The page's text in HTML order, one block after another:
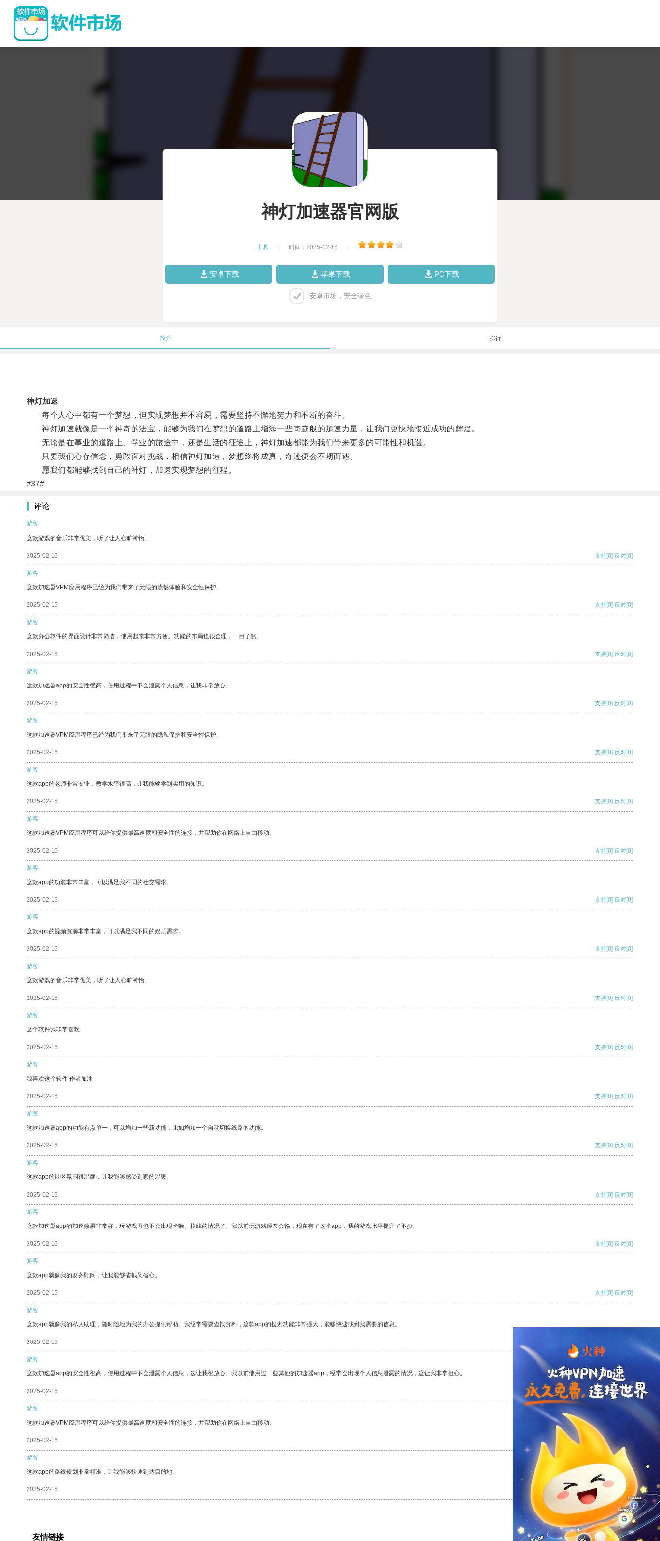
神灯加速器官网版
工具 时间：2025-02-16
安卓下载 苹果下载 PC下载
安卓市场，安全绿色
简介 排行
神灯加速
每个人心中都有一个梦想，但实现梦想并不容易，需要坚持不懈地努力和不断的奋斗。
神灯加速就像是一个神奇的法宝，能够为我们在梦想的道路上增添一些奇迹般的加速力量，让我们更快地接近成功的辉煌。
无论是在事业的道路上、学业的旅途中，还是生活的征途上，神灯加速都能为我们带来更多的可能性和机遇。
只要我们心存信念，勇敢面对挑战，相信神灯加速，梦想终将成真，奇迹便会不期而遇。
愿我们都能够找到自己的神灯，加速实现梦想的征程。
#37#
评论
游客
这款游戏的音乐非常优美，听了让人心旷神怡。
2025-02-16 支持[0] 反对[0]
游客
这款加速器VPM应用程序已经为我们带来了无限的流畅体验和安全性保护。
2025-02-16 支持[0] 反对[0]
游客
这款办公软件的界面设计非常简洁，使用起来非常方便。功能的布局也很合理，一目了然。
2025-02-16 支持[0] 反对[0]
游客
这款加速器app的安全性很高，使用过程中不会泄露个人信息，让我非常放心。
2025-02-16 支持[0] 反对[0]
游客
这款加速器VPM应用程序已经为我们带来了无限的隐私保护和安全性保护。
2025-02-16 支持[0] 反对[0]
游客
这款app的老师非常专业，教学水平很高，让我能够学到实用的知识。
2025-02-16 支持[0] 反对[0]
游客
这款加速器VPM应用程序可以给你提供最高速度和安全性的连接，并帮助你在网络上自由移动。
2025-02-16 支持[0] 反对[0]
游客
这款app的功能非常丰富，可以满足我不同的社交需求。
2025-02-16 支持[0] 反对[0]
游客
这款app的视频资源非常丰富，可以满足我不同的娱乐需求。
2025-02-16 支持[0] 反对[0]
游客
这款游戏的音乐非常优美，听了让人心旷神怡。
2025-02-16 支持[0] 反对[0]
游客
这个软件我非常喜欢
2025-02-16 支持[0] 反对[0]
游客
我喜欢这个软件 作者加油
2025-02-16 支持[0] 反对[0]
游客
这款加速器app的功能有点单一，可以增加一些新功能，比如增加一个自动切换线路的功能。
2025-02-16 支持[0] 反对[0]
游客
这款app的社区氛围很温馨，让我能够感受到家的温暖。
2025-02-16 支持[0] 反对[0]
游客
这款加速器app的加速效果非常好，玩游戏再也不会出现卡顿、掉线的情况了。我以前玩游戏经常会输，现在有了这个app，我的游戏水平提升了不少。
2025-02-16 支持[0] 反对[0]
游客
这款app就像我的财务顾问，让我能够省钱又省心。
2025-02-16 支持[0] 反对[0]
游客
这款app就像我的私人助理，随时随地为我的办公提供帮助。我经常需要查找资料，这款app的搜索功能非常强大，能够快速找到我需要的信息。
2025-02-16
游客
这款加速器app的安全性很高，使用过程中不会泄露个人信息，这让我很放心。我以前使用过一些其他的加速器app，经常会出现个人信息泄露的情况，这让我非常担心。
2025-02-16 支持 [0] 反对[0]
游客
这款加速器VPM应用程序可以给你提供最高速度和安全性的连接，并帮助你在网络上自由移动。
2025-02-16 支持[0] 反对
游客
这款app的路线规划非常精准，让我能够快速到达目的地。
2025-02-16 支持[0] 反对[0]
友情链接